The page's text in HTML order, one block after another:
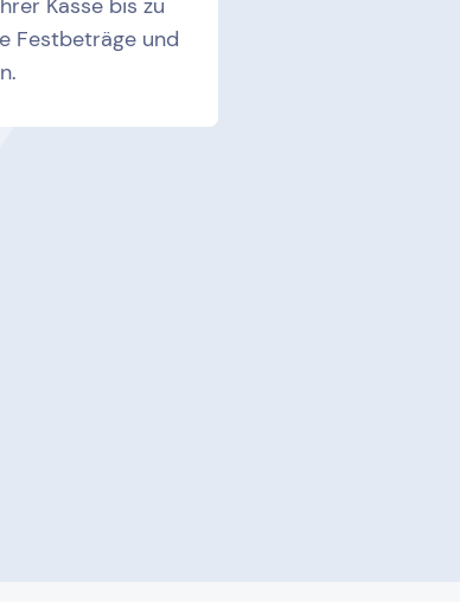
Kasse bis zu
Festbeträge und